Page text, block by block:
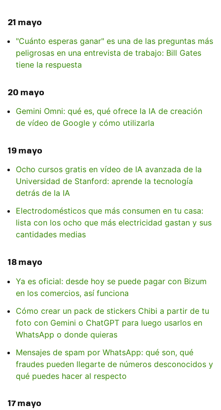
21 mayo
"Cuánto esperas ganar" es una de las preguntas más
peligrosas en una entrevista de trabajo: Bill Gates
tiene la respuesta
20 mayo
Gemini Omni: qué es, qué ofrece la IA de creación
de vídeo de Google y cómo utilizarla
19 mayo
Ocho cursos gratis en vídeo de IA avanzada de la
Universidad de Stanford: aprende la tecnología
detrás de la IA
Electrodomésticos que más consumen en tu casa:
lista con los ocho que más electricidad gastan y sus
cantidades medias
18 mayo
Ya es oficial: desde hoy se puede pagar con Bizum
en los comercios, así funciona
Cómo crear un pack de stickers Chibi a partir de tu
foto con Gemini o ChatGPT para luego usarlos en
WhatsApp o donde quieras
Mensajes de spam por WhatsApp: qué son, qué
fraudes pueden llegarte de números desconocidos y
qué puedes hacer al respecto
17 mayo